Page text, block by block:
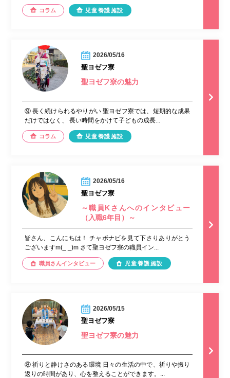
コラム 児童養護施設
2026/05/16
聖ヨゼフ寮
聖ヨゼフ寮の魅力
⑨ 長く続けられるやりがい 聖ヨゼフ寮では、短期的な成果
だけではなく、 長い時間をかけて子どもの成長...
コラム 児童養護施設
2026/05/16
聖ヨゼフ寮
～職員Kさんへのインタビュー
（入職6年目）～
皆さん、こんにちは！ チャボナビを見て下さりありがとう
ございますm(_ _)m さて聖ヨゼフ寮の職員イン...
職員さんインタビュー 児童養護施設
2026/05/15
聖ヨゼフ寮
聖ヨゼフ寮の魅力
⑧ 祈りと静けさのある環境 日々の生活の中で、祈りや振り
返りの時間があり、心を整えることができます。...